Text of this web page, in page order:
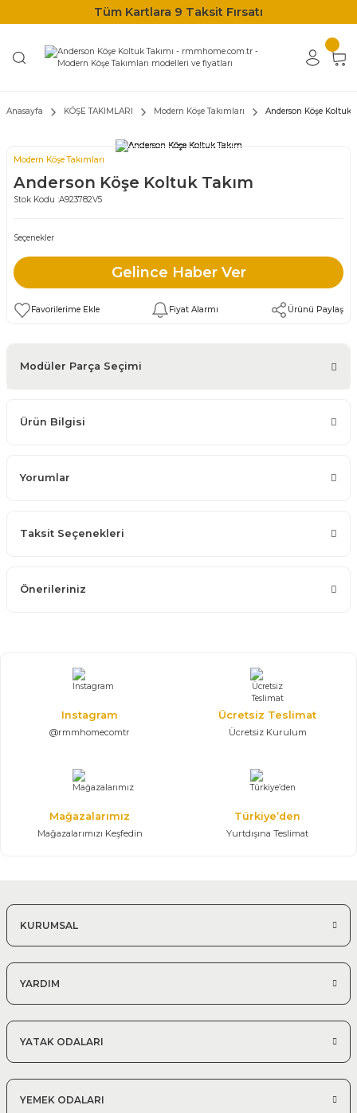
Tüm Kartlara 9 Taksit Fırsatı
Anasayfa KÖŞE TAKIMLARI Modern Köşe Takımları Anderson Köşe Koltuk
Modern Köşe Takımları
Anderson Köşe Koltuk Takım
Stok Kodu :A923782V5
Seçenekler
Gelince Haber Ver
Fiyat Alarmı Ürünü Paylaş
Modüler Parça Seçimi
Ürün Bilgisi
Yorumlar
Taksit Seçenekleri
Önerileriniz
Instagram
@rmmhomecomtr
Ücretsiz Teslimat
Ücretsiz Kurulum
Mağazalarımız
Mağazalarımızı Keşfedin
Türkiye’den
Yurtdışına Teslimat
KURUMSAL
YARDIM
YATAK ODALARI
YEMEK ODALARI